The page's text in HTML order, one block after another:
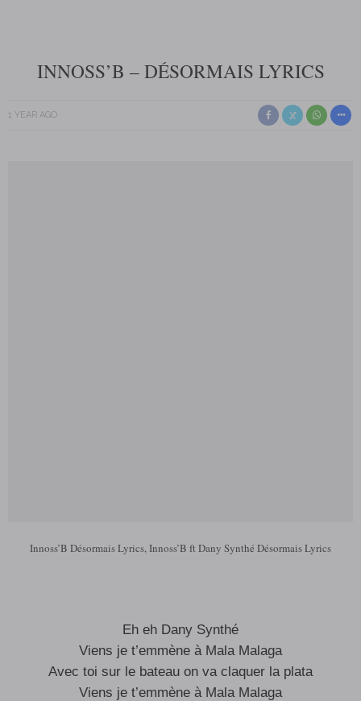
INNOSS’B – DÉSORMAIS LYRICS
1 YEAR AGO
Innoss’B Désormais Lyrics, Innoss’B ft Dany Synthé Désormais Lyrics
Eh eh Dany Synthé
Viens je t’emmène à Mala Malaga
Avec toi sur le bateau on va claquer la plata
Viens je t’emmène à Mala Malaga